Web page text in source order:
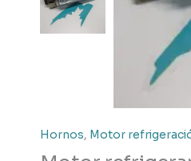
Hornos, Motor